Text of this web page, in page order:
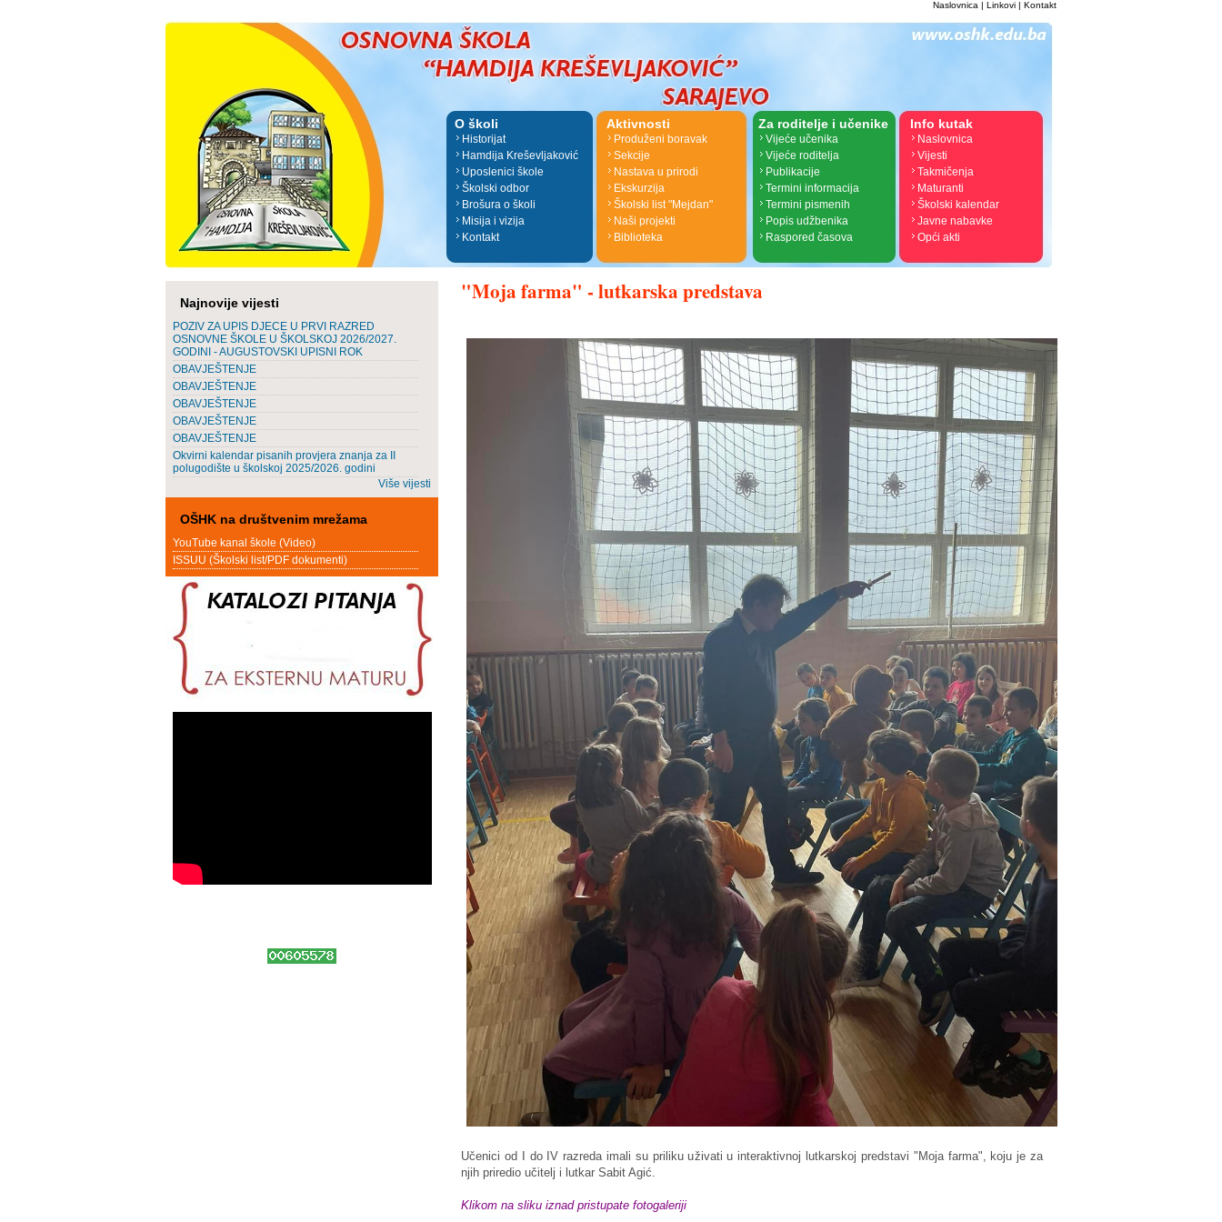
Naslovnica | Linkovi | Kontakt
O školi
Historijat
Hamdija Kreševljaković
Uposlenici škole
Školski odbor
Brošura o školi
Misija i vizija
Kontakt
Aktivnosti
Produženi boravak
Sekcije
Nastava u prirodi
Ekskurzija
Školski list "Mejdan"
Naši projekti
Biblioteka
Za roditelje i učenike
Vijeće učenika
Vijeće roditelja
Publikacije
Termini informacija
Termini pismenih
Popis udžbenika
Raspored časova
Info kutak
Naslovnica
Vijesti
Takmičenja
Maturanti
Školski kalendar
Javne nabavke
Opći akti
Najnovije vijesti
POZIV ZA UPIS DJECE U PRVI RAZRED
OSNOVNE ŠKOLE U ŠKOLSKOJ 2026/2027.
GODINI - AUGUSTOVSKI UPISNI ROK
OBAVJEŠTENJE
OBAVJEŠTENJE
OBAVJEŠTENJE
OBAVJEŠTENJE
OBAVJEŠTENJE
Okvirni kalendar pisanih provjera znanja za II
polugodište u školskoj 2025/2026. godini
Više vijesti
OŠHK na društvenim mrežama
YouTube kanal škole (Video)
ISSUU (Školski list/PDF dokumenti)
"Moja farma" - lutkarska predstava
Učenici od I do IV razreda imali su priliku uživati u interaktivnoj lutkarskoj predstavi "Moja farma", koju je za
njih priredio učitelj i lutkar Sabit Agić.
Klikom na sliku iznad pristupate fotogaleriji